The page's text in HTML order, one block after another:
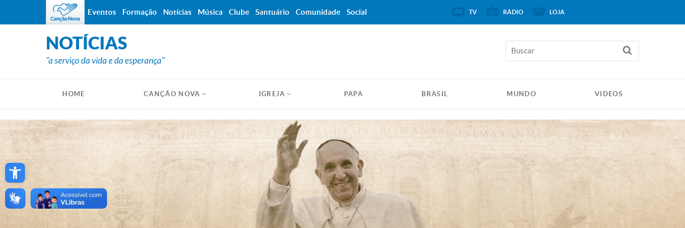
Open toolbar
NOTÍCIAS
"a serviço da vida e da esperança"
HOME CANÇÃO NOVA IGREJA PAPA BRASIL MUNDO VIDEOS
Eventos Formação Notícias Música Clube Santuário Comunidade Social TV RÁDIO LOJA